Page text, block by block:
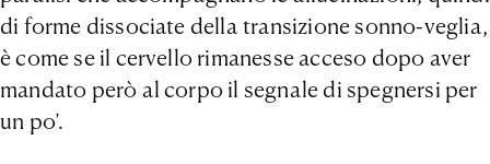
di forme dissociate della transizione sonno-veglia,
è come se il cervello rimanesse acceso dopo aver
mandato però al corpo il segnale di spegnersi per
un po’.